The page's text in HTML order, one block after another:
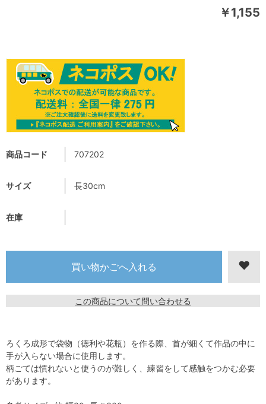
￥1,155
商品コード 707202
サイズ 長30cm
在庫
この商品について問い合わせる
ろくろ成形で袋物（徳利や花瓶）を作る際、首が細くて作品の中に
手が入らない場合に使用します。
柄ごては慣れないと使うのが難しく、練習をして感触をつかむ必要
があります。